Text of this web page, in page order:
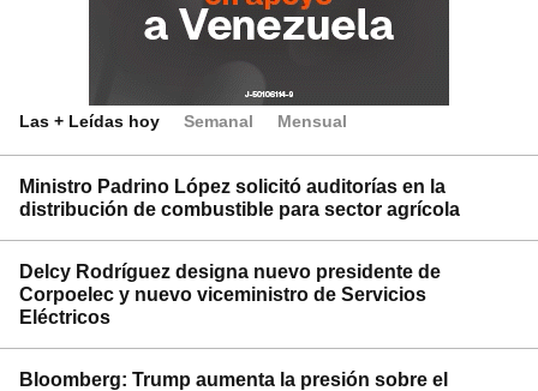
Las + Leídas hoy Semanal Mensual
Ministro Padrino López solicitó auditorías en la
distribución de combustible para sector agrícola
Delcy Rodríguez designa nuevo presidente de
Corpoelec y nuevo viceministro de Servicios
Eléctricos
Bloomberg: Trump aumenta la presión sobre el